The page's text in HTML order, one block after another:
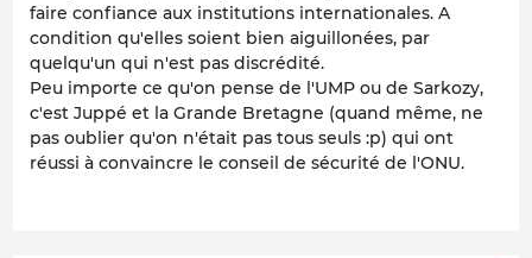
faire confiance aux institutions internationales. A
condition qu'elles soient bien aiguillonées, par
quelqu'un qui n'est pas discrédité.
Peu importe ce qu'on pense de l'UMP ou de Sarkozy,
c'est Juppé et la Grande Bretagne (quand même, ne
pas oublier qu'on n'était pas tous seuls :p) qui ont
réussi à convaincre le conseil de sécurité de l'ONU.